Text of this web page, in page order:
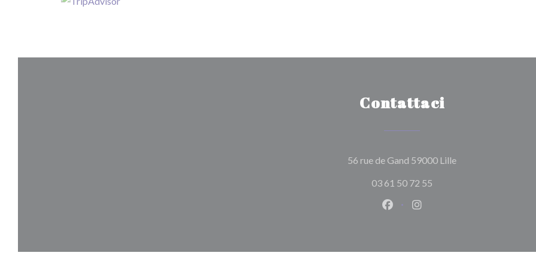
Contattaci
56 rue de Gand 59000 Lille((apre una nuova
03 61 50 72 55
Facebook ((apre una nuova
Instagram ((apre una